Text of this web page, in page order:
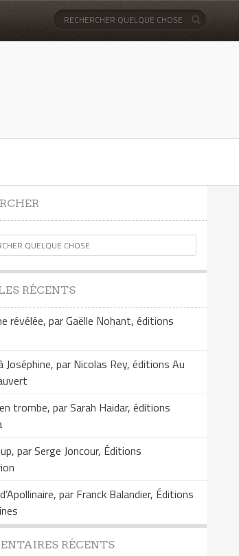
RÉCENTS
révélée, par Gaëlle Nohant, éditions
par Nicolas Rey, éditions Au
trombe, par Sarah Haidar, éditions
par Serge Joncour, Éditions
par Franck Balandier, Éditions
RÉCENTS